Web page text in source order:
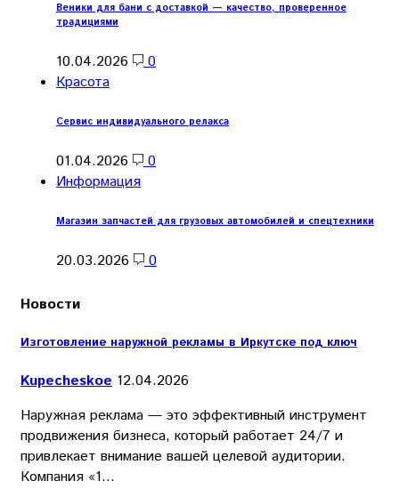
Веники для бани с доставкой — качество, проверенное
традициями
10.04.2026
0
Красота
Сервис индивидуального релакса
01.04.2026
0
Информация
Магазин запчастей для грузовых автомобилей и спецтехники
20.03.2026 0
Новости
Изготовление наружной рекламы в Иркутске под ключ
Kupecheskoe 12.04.2026
Наружная реклама — это эффективный инструмент
продвижения бизнеса, который работает 24/7 и
привлекает внимание вашей целевой аудитории.
Компания «1…